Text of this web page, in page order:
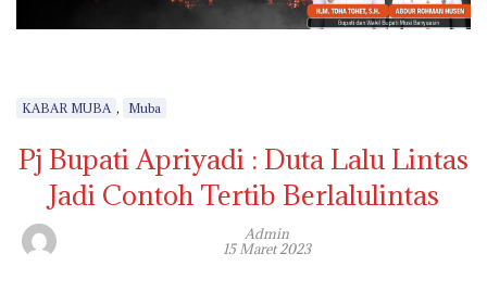
KABAR MUBA , Muba
Pj Bupati Apriyadi : Duta Lalu Lintas
Jadi Contoh Tertib Berlalulintas
Admin
15 Maret 2023